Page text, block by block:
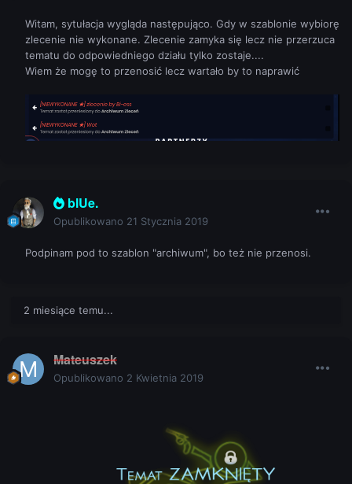
Witam, sytułacja wygląda następująco. Gdy w szablonie wybiorę
zlecenie nie wykonane. Zlecenie zamyka się lecz nie przerzuca
tematu do odpowiedniego działu tylko zostaje....
Wiem że mogę to przenosić lecz wartało by to naprawić
blUe.
Opublikowano 21 Stycznia 2019
Podpinam pod to szablon "archiwum", bo też nie przenosi.
2 miesiące temu...
Mateuszek
Opublikowano 2 Kwietnia 2019